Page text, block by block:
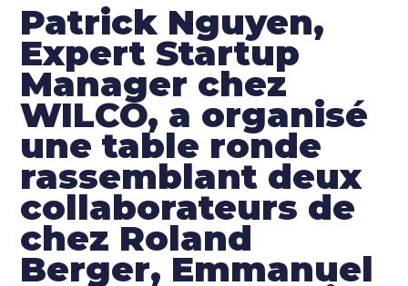
Patrick Nguyen,
Expert Startup
Manager chez
WILCO, a organisé
une table ronde
rassemblant deux
collaborateurs de
chez Roland
Berger, Emmanuel